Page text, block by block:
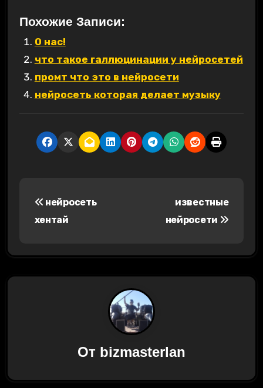
Похожие Записи:
О нас!
что такое галлюцинации у нейросетей
промт что это в нейросети
нейросеть которая делает музыку
и
я
нейросеть
хентай
известные
нейросети
От bizmasterlan